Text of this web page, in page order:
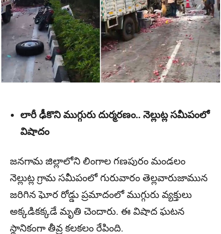
లారీ ఢీకొని ముగ్గురు దుర్మరణం.. నెల్లుట్ల సమీపంలో
విషాదం
జనగామ జిల్లాలోని లింగాల గణపురం మండలం
నెల్లుట్ల గ్రామ సమీపంలో గురువారం తెల్లవారుజామున
జరిగిన ఘోర రోడ్డు ప్రమాదంలో ముగ్గురు వ్యక్తులు
అక్కడికక్కడే మృతి చెందారు. ఈ విషాద ఘటన
స్థానికంగా తీవ్ర కలకలం రేపింది.